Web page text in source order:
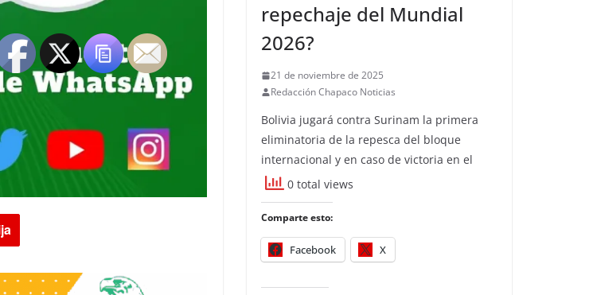
repechaje del Mundial
2026?
21 de noviembre de 2025
Redacción Chapaco Noticias
Bolivia jugará contra Surinam la primera
eliminatoria de la repesca del bloque
internacional y en caso de victoria en el
0 total views
Comparte esto:
Facebook X